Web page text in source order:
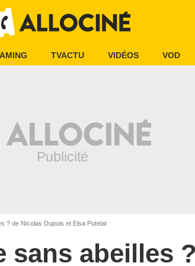
TVACTU VIDÉOS VOD
? de Nicolas Dupuis et Elsa Putelat
sans abeilles ?